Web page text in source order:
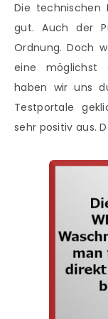
Die technischen
gut. Auch der
Ordnung. Doch
eine möglichst
haben wir uns
Testportale
sehr positiv aus.